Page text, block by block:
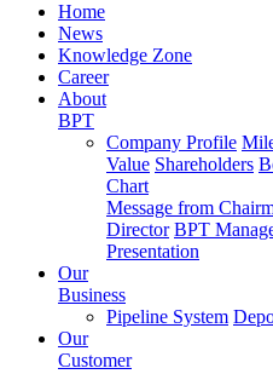
Home
News
Knowledge Zone
Career
About
BPT
Company Profile
Value Shareholders
Chart
Message from
Director BPT
Presentation
Our
Business
Pipeline System
Our
Customer